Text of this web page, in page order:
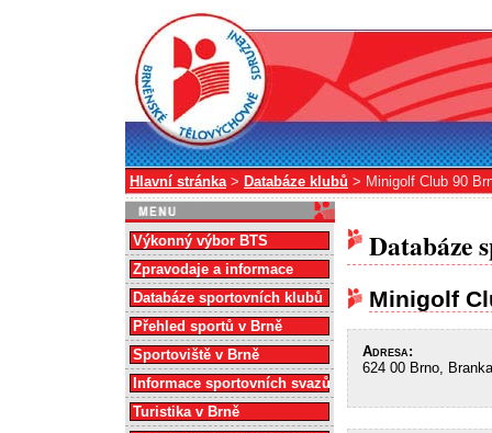
Hlavní stránka> Databáze klubů > Minigolf Club 90
Databáze
Minigolf
Adresa:
624 00 Brno,
Výkonný výbor BTS
Zpravodaje a informace
Databáze sportovních klubů
Přehled sportů v Brně
Sportoviště v Brně
Informace sportovních svazů
Turistika v Brně